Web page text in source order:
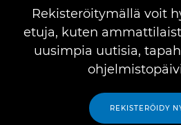
Rekisteröitymällä voit
etuja, kuten
uusimpia uutisia,
REKISTERÖIDY